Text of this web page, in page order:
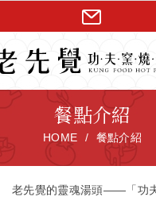
餐點介紹
HOME 餐點介紹
老先覺的靈魂湯頭——「功夫